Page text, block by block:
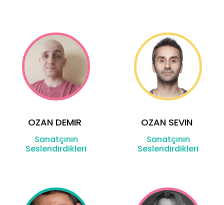
OZAN DEMIR
Sanatçının
Seslendirdikleri
OZAN SEVIN
Sanatçının
Seslendirdikleri